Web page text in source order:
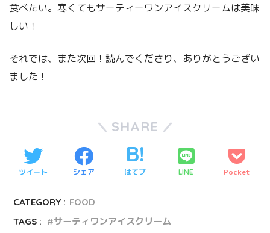
食べたい。寒くてもサーティーワンアイスクリームは美味
しい！
それでは、また次回！読んでくださり、ありがとうござい
ました！
SHARE
ツイート シェア はてブ LINE Pocket
CATEGORY : FOOD
TAGS :
サーティワンアイスクリーム